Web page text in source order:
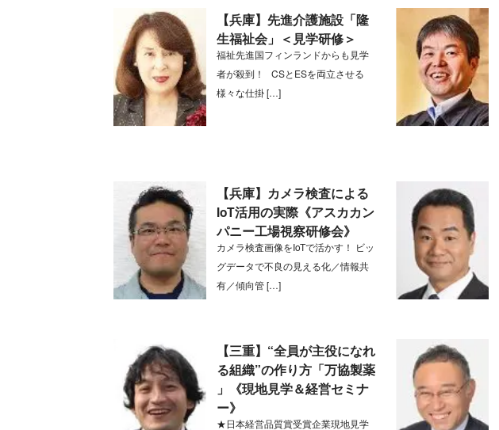
【兵庫】先進介護施設「隆
生福祉会」＜見学研修＞
福祉先進国フィンランドからも見学
者が殺到！ CSとESを両立させる
様々な仕掛 […]
【兵庫】カメラ検査による
IoT活用の実際《アスカカン
パニー工場視察研修会》
カメラ検査画像をIoTで活かす！ ビッ
グデータで不良の見える化／情報共
有／傾向管 […]
【三重】“全員が主役になれ
る組織”の作り方「万協製薬
」《現地見学＆経営セミナ
ー》
★日本経営品質賞受賞企業現地見学